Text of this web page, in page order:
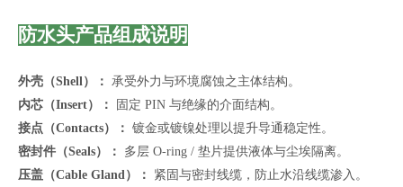
防水头产品组成说明
外壳（Shell）： 承受外力与环境腐蚀之主体结构。
内芯（Insert）：
固定 PIN 与绝缘的介面结构。
接点（Contacts）： 镀金或镀镍处理以提升导通稳定性。
密封件（Seals）：
多层 O-ring / 垫片提供液体与尘埃隔离。
压盖（Cable Gland）：
紧固与密封线缆，防止水沿线缆渗入。